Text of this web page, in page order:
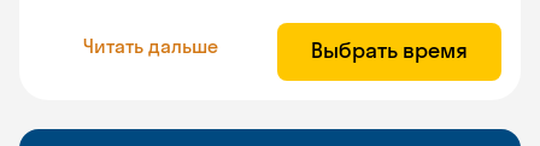
Читать дальше Выбрать время